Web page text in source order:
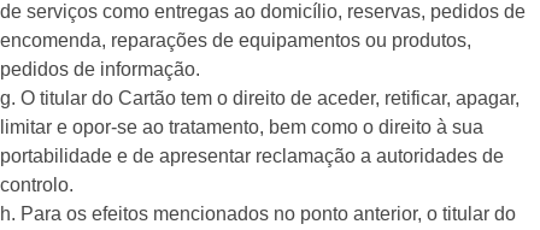
de serviços como entregas ao domicílio, reservas, pedidos de
encomenda, reparações de equipamentos ou produtos,
pedidos de informação.
g. O titular do Cartão tem o direito de aceder, retificar, apagar,
limitar e opor-se ao tratamento, bem como o direito à sua
portabilidade e de apresentar reclamação a autoridades de
controlo.
h. Para os efeitos mencionados no ponto anterior, o titular do